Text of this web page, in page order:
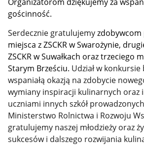
gościnność.
Serdecznie gratulujemyzdobywcom
miejsca z ZSCKR w Swarożynie,
ZSCKR w Suwałkach oraz trzeciego
Starym Brześciu. Udział w konkursie
wspaniałą okazją na zdobycie
wymiany inspiracji kulinarnych oraz
uczniami innych szkół
Ministerstwo Rolnictwa i Rozwoju
gratulujemy naszej młodzieży oraz
sukcesów i dalszego rozwijania